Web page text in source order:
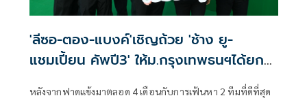
'ลีซอ-ตอง-แบงค์'เชิญถ้วย 'ช้าง ยู-
แชมเปี้ยน คัพปี3' ให้ม.กรุงเทพธนฯได้ยก
หลังจากฟาดแข้งมาตลอด 4 เดือนกับการเฟ้นหา 2 ทีมที่ดีที่สุด